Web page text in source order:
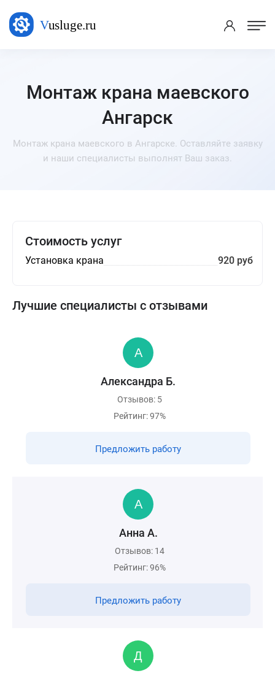
Монтаж крана маевского
Ангарск
Монтаж крана маевского в Ангарске. Оставляйте заявку
и наши специалисты выполнят Ваш заказ.
Стоимость услуг
Установка крана 920 руб
Лучшие специалисты с отзывами
Александра Б.
Отзывов: 5
Рейтинг: 97%
Предложить работу
Анна А.
Отзывов: 14
Рейтинг: 96%
Предложить работу